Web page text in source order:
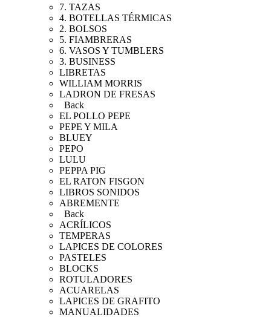
7. TAZAS
4. BOTELLAS TÉRMICAS
2. BOLSOS
5. FIAMBRERAS
6. VASOS Y TUMBLERS
3. BUSINESS
LIBRETAS
WILLIAM MORRIS
LADRON DE FRESAS
Back
EL POLLO PEPE
PEPE Y MILA
BLUEY
PEPO
LULU
PEPPA PIG
EL RATON FISGON
LIBROS SONIDOS
ABREMENTE
Back
ACRÍLICOS
TEMPERAS
LAPICES DE COLORES
PASTELES
BLOCKS
ROTULADORES
ACUARELAS
LAPICES DE GRAFITO
MANUALIDADES